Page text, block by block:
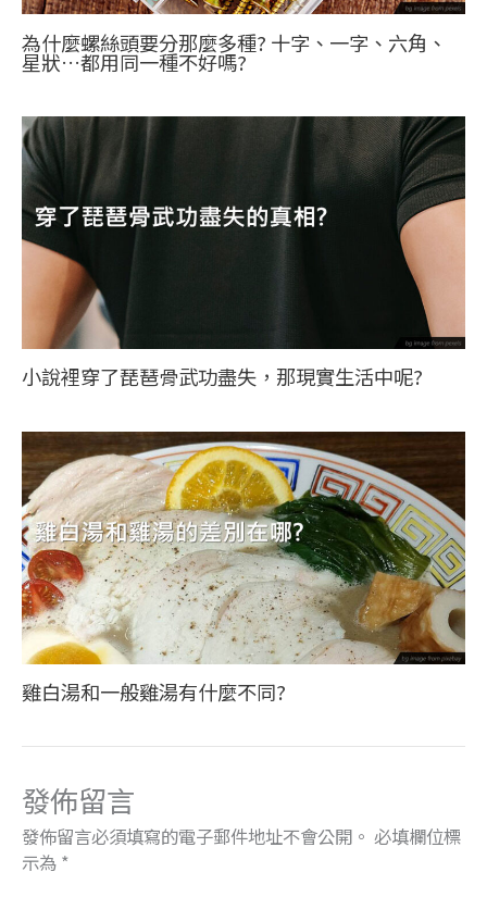
為什麼螺絲頭要分那麼多種? 十字、一字、六角、
星狀…都用同一種不好嗎?
小說裡穿了琵琶骨武功盡失，那現實生活中呢?
雞白湯和一般雞湯有什麼不同?
發佈留言
發佈留言必須填寫的電子郵件地址不會公開。 必填欄位標
示為 *